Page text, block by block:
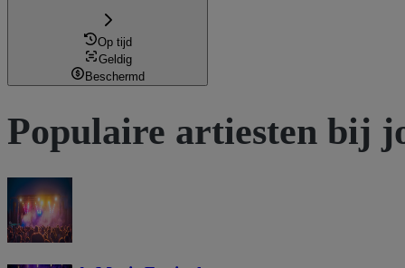
Op tijd
Geldig
Beschermd
Populaire artiesten bij